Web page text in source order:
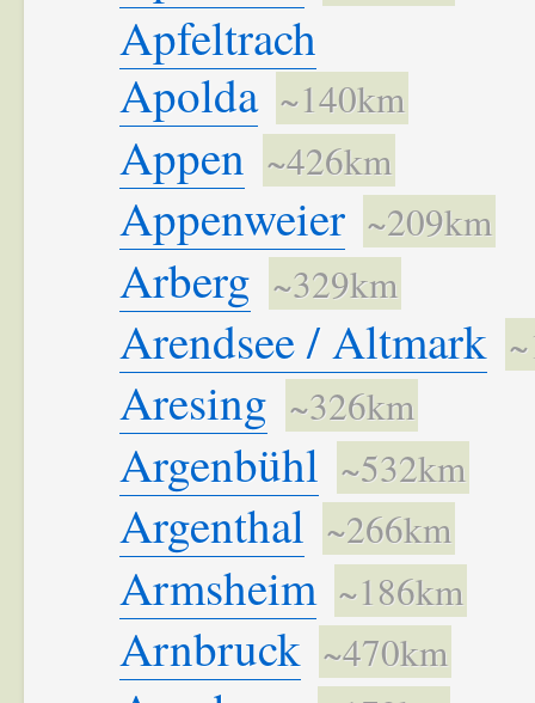
Apfeltrach
Apolda ~140km
Appen ~426km
Appenweier ~209km
Arberg ~329km
Arendsee / Altmark
Aresing ~326km
Argenbühl ~532km
Argenthal ~266km
Armsheim ~186km
Arnbruck ~470km